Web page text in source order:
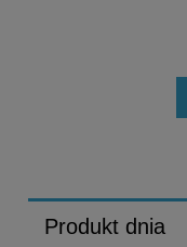
Produkt dnia